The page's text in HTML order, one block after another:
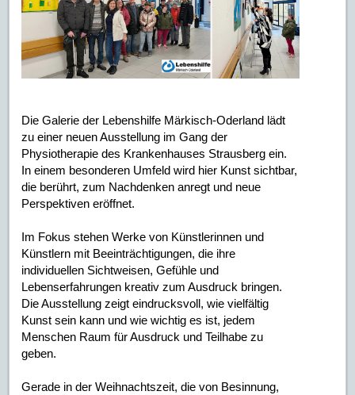
Die Galerie der Lebenshilfe Märkisch-Oderland lädt
zu einer neuen Ausstellung im Gang der
Physiotherapie des Krankenhauses Strausberg ein.
In einem besonderen Umfeld wird hier Kunst sichtbar,
die berührt, zum Nachdenken anregt und neue
Perspektiven eröffnet.
Im Fokus stehen Werke von Künstlerinnen und
Künstlern mit Beeinträchtigungen, die ihre
individuellen Sichtweisen, Gefühle und
Lebenserfahrungen kreativ zum Ausdruck bringen.
Die Ausstellung zeigt eindrucksvoll, wie vielfältig
Kunst sein kann und wie wichtig es ist, jedem
Menschen Raum für Ausdruck und Teilhabe zu
geben.
Gerade in der Weihnachtszeit, die von Besinnung,